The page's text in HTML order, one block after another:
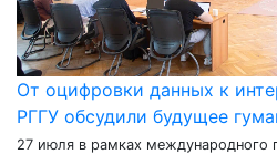
От оцифровки данных к
РГГУ обсудили будущее
27 июля в рамках международного